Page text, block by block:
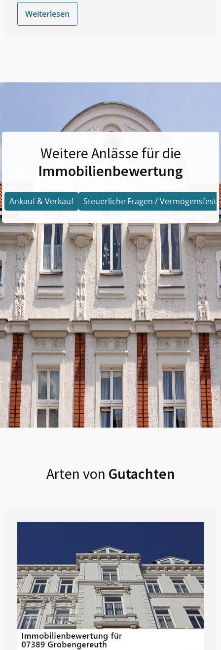
Weiterlesen
Weitere Anlässe für die
Immobilienbewertung
Ankauf & Verkauf Steuerliche Fragen /
Arten von Gutachten